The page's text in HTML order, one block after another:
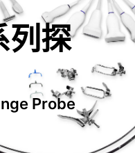
列探
Probe